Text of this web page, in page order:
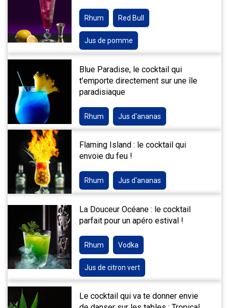
Rhum Red Bull
Jus de pomme
Blue Paradise, le cocktail qui
t'emporte directement sur une île
paradisiaque
Rhum Jus d'ananas
Flaming Island : le cocktail qui
envoie du feu !
Rhum Jus d'ananas
La Douceur Océane : le cocktail
parfait pour un apéro estival !
Rhum Vodka
Jus de citron vert
Le cocktail qui va te donner envie